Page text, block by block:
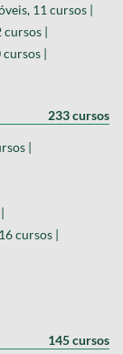
11 cursos |
cursos |
|
233 cursos
|
cursos |
145 cursos